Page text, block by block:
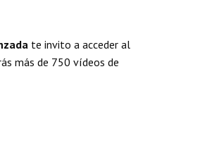
te invito a acceder al
más de 750 vídeos de